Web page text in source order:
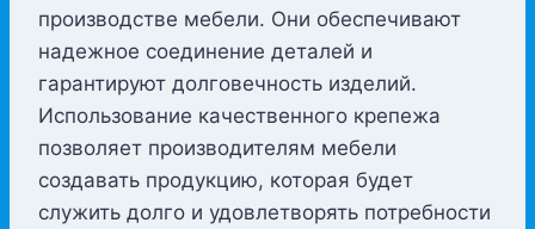
производстве мебели. Они обеспечивают
надежное соединение деталей и
гарантируют долговечность изделий.
Использование качественного крепежа
позволяет производителям мебели
создавать продукцию, которая будет
служить долго и удовлетворять потребности